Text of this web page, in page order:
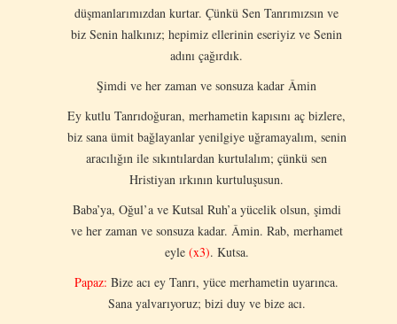
düşmanlarımızdan kurtar. Çünkü Sen Tanrımızsın ve
biz Senin halkınız; hepimiz ellerinin eseriyiz ve Senin
adını çağırdık.
Şimdi ve her zaman ve sonsuza kadar Âmin
Ey kutlu Tanrıdoğuran, merhametin kapısını aç bizlere,
biz sana ümit bağlayanlar yenilgiye uğramayalım, senin
aracılığın ile sıkıntılardan kurtulalım; çünkü sen
Hristiyan ırkının kurtuluşusun.
Baba’ya, Oğul’a ve Kutsal Ruh’a yücelik olsun, şimdi
ve her zaman ve sonsuza kadar. Âmin. Rab, merhamet
eyle (x3). Kutsa.
Papaz: Bize acı ey Tanrı, yüce merhametin uyarınca.
Sana yalvarıyoruz; bizi duy ve bize acı.